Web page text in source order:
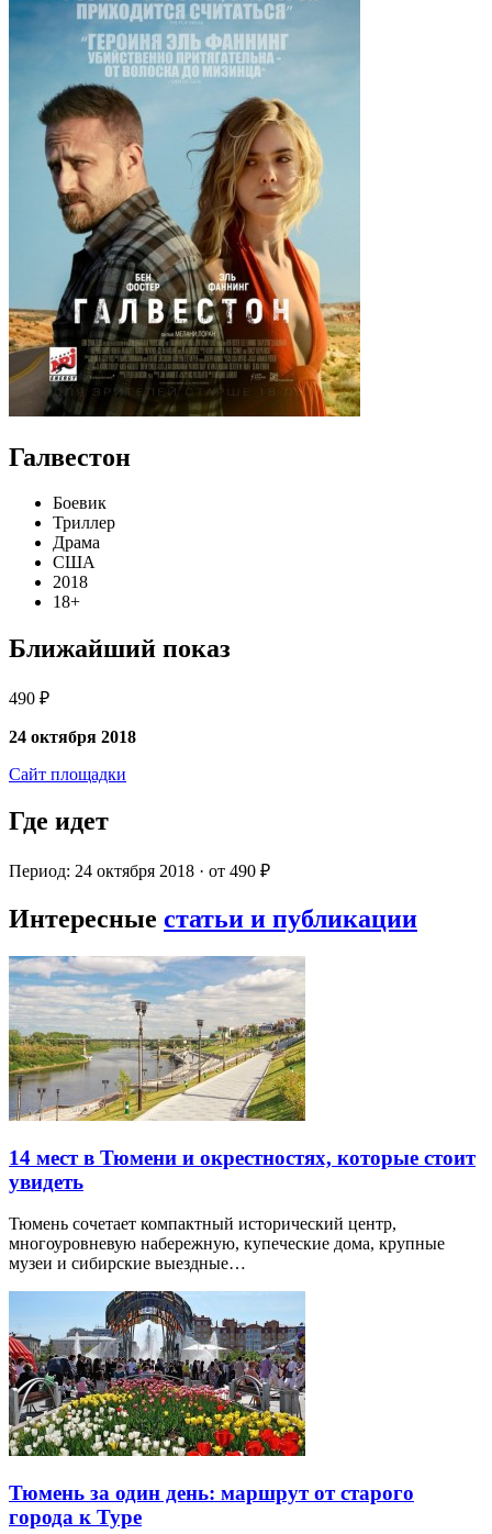
Галвестон
Боевик
Триллер
Драма
США
2018
18+
Ближайший показ
490 ₽
24 октября 2018
Сайт площадки
Где идет
Период: 24 октября 2018 · от 490 ₽
Интересные статьи и публикации
14 мест в Тюмени и окрестностях, которые стоит
увидеть
Тюмень сочетает компактный исторический центр,
многоуровневую набережную, купеческие дома, крупные
музеи и сибирские выездные…
Тюмень за один день: маршрут от старого
города к Туре